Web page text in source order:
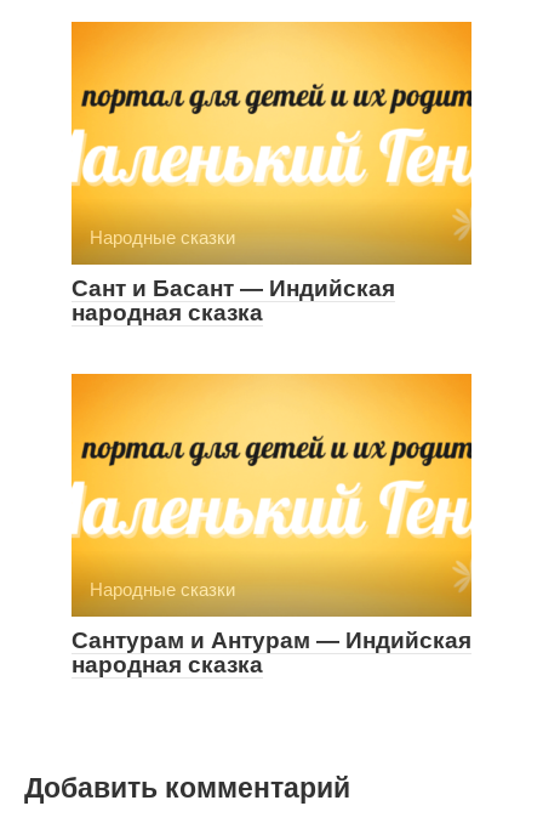
Народные сказки
Сант и Басант — Индийская
народная сказка
Народные сказки
Сантурам и Антурам — Индийская
народная сказка
Добавить комментарий